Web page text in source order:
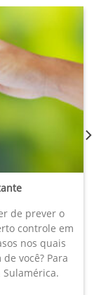
de prever o
controle em
nos quais
você? Para
Sulamérica.